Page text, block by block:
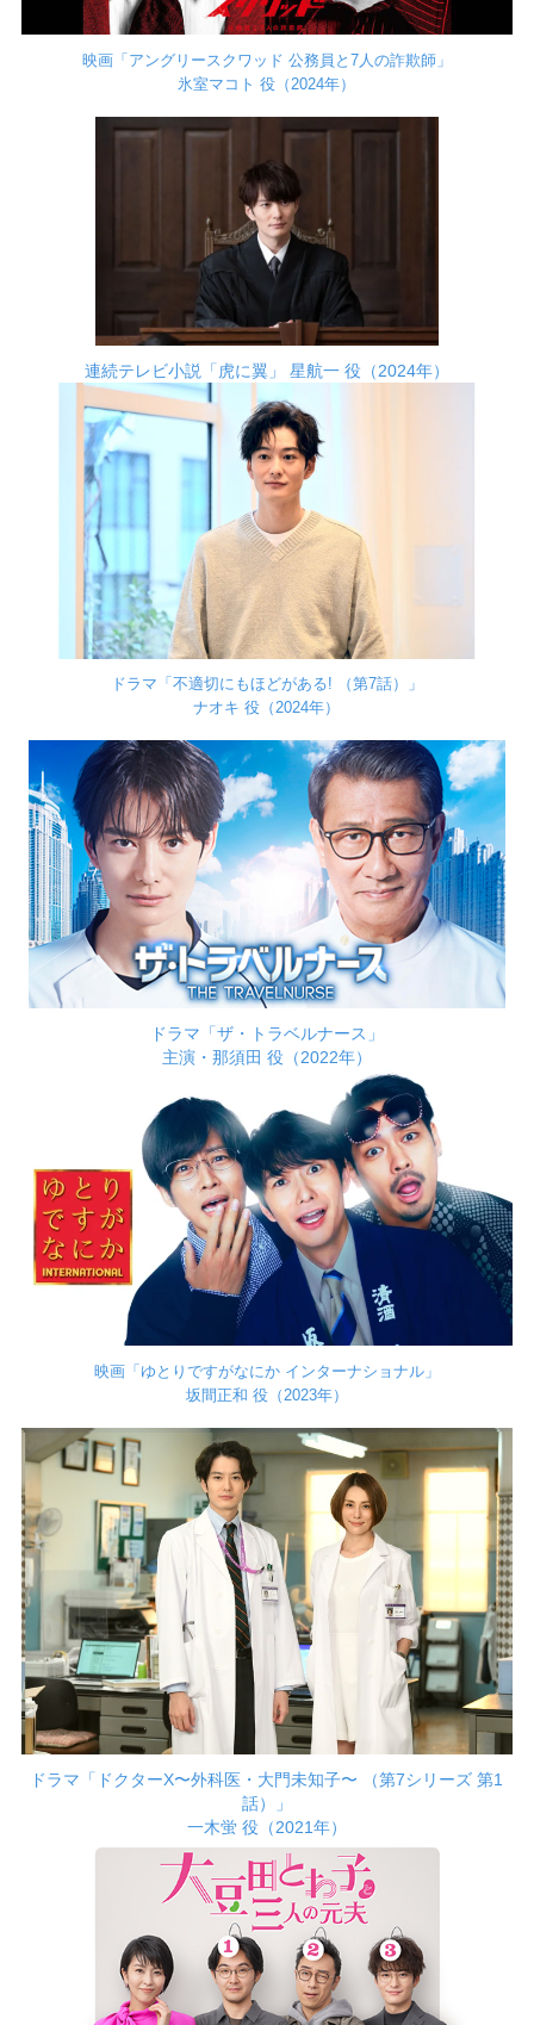
映画「アングリースクワッド 公務員と7人の詐欺師」
氷室マコト 役（2024年）
連続テレビ小説「虎に翼」 星航一 役（2024年）
ドラマ「不適切にもほどがある! （第7話）」
ナオキ 役（2024年）
ドラマ「ザ・トラベルナース」
主演・那須田 役（2022年）
映画「ゆとりですがなにか インターナショナル」
坂間正和 役（2023年）
ドラマ「ドクターX〜外科医・大門未知子〜 （第7シリーズ 第1
話）」
一木蛍 役（2021年）